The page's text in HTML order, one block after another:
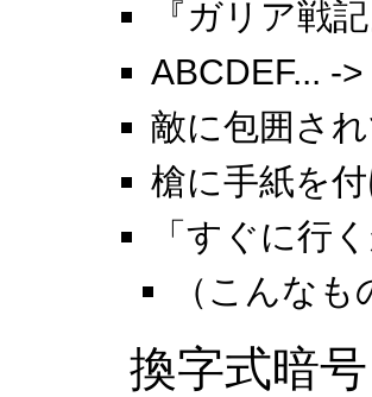
『ガリア戦記
ABCDEF... -
敵に包囲さ
槍に手紙を
「すぐに行
（こんな
換字式暗号